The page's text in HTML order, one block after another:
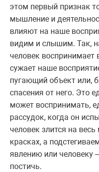
этом первый признак
мышление и
влияют на наше
видим и слышим. Так,
человек воспринимает
сужает наше
пугающий объект или,
спасения от него. Это
может воспринимать,
рассудок, когда он
человек злится на
красках, а
явлению или человеку
постичь.